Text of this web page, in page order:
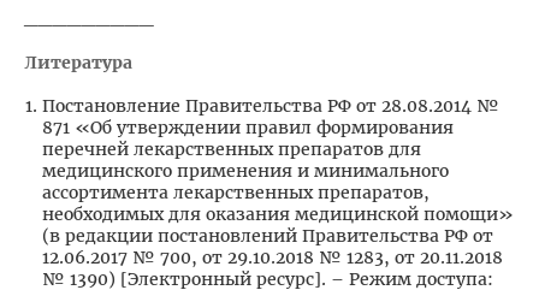
Литература
Постановление Правительства РФ от 28.08.2014 №
871 «Об утверждении правил формирования
перечней лекарственных препаратов для
медицинского применения и минимального
ассортимента лекарственных препаратов,
необходимых для оказания медицинской помощи»
(в редакции постановлений Правительства РФ от
12.06.2017 № 700, от 29.10.2018 № 1283, от 20.11.2018
№ 1390) [Электронный ресурс]. – Режим доступа: